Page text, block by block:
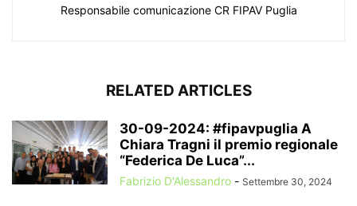
Responsabile comunicazione CR FIPAV Puglia
RELATED ARTICLES
30-09-2024: #fipavpuglia A
Chiara Tragni il premio regionale
“Federica De Luca”...
Fabrizio D'Alessandro - Settembre 30, 2024